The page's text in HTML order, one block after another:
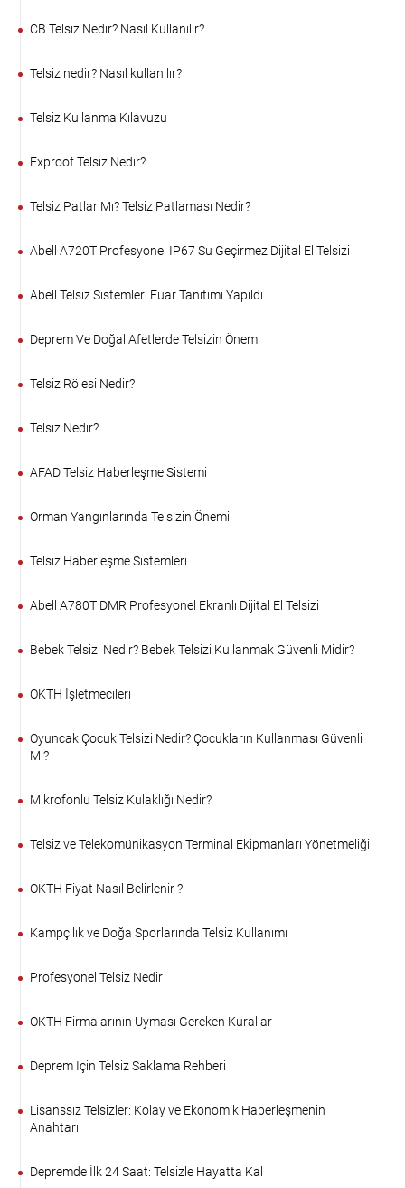
CB Telsiz Nedir? Nasıl Kullanılır?
Telsiz nedir? Nasıl kullanılır?
Telsiz Kullanma Kılavuzu
Exproof Telsiz Nedir?
Telsiz Patlar Mı? Telsiz Patlaması Nedir?
Abell A720T Profesyonel IP67 Su Geçirmez Dijital El Telsizi
Abell Telsiz Sistemleri Fuar Tanıtımı Yapıldı
Deprem Ve Doğal Afetlerde Telsizin Önemi
Telsiz Rölesi Nedir?
Telsiz Nedir?
AFAD Telsiz Haberleşme Sistemi
Orman Yangınlarında Telsizin Önemi
Telsiz Haberleşme Sistemleri
Abell A780T DMR Profesyonel Ekranlı Dijital El Telsizi
Bebek Telsizi Nedir? Bebek Telsizi Kullanmak Güvenli Midir?
OKTH İşletmecileri
Oyuncak Çocuk Telsizi Nedir? Çocukların Kullanması Güvenli
Mi?
Mikrofonlu Telsiz Kulaklığı Nedir?
Telsiz ve Telekomünikasyon Terminal Ekipmanları Yönetmeliği
OKTH Fiyat Nasıl Belirlenir ?
Kampçılık ve Doğa Sporlarında Telsiz Kullanımı
Profesyonel Telsiz Nedir
OKTH Firmalarının Uyması Gereken Kurallar
Deprem İçin Telsiz Saklama Rehberi
Lisanssız Telsizler: Kolay ve Ekonomik Haberleşmenin
Anahtarı
Depremde İlk 24 Saat: Telsizle Hayatta Kal